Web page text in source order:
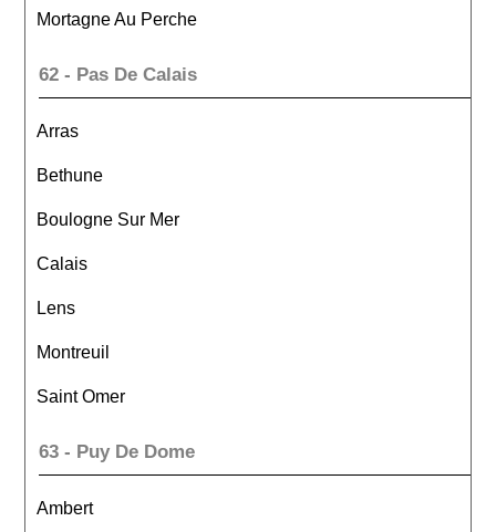
Mortagne Au Perche
62 - Pas De Calais
Arras
Bethune
Boulogne Sur Mer
Calais
Lens
Montreuil
Saint Omer
63 - Puy De Dome
Ambert